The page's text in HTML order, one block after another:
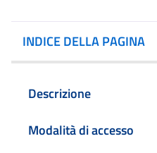
INDICE DELLA PAGINA
Descrizione
Modalità di accesso